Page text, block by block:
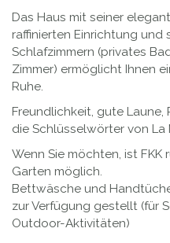
Das Haus mit seiner
raffinierten Einrichtung und
Schlafzimmern (privates
Zimmer) ermöglicht Ihnen
Ruhe.
Freundlichkeit, gute
die Schlüsselwörter von La
Wenn Sie möchten, ist FKK
Garten möglich.
Bettwäsche und
zur Verfügung gestellt (für
Outdoor-Aktivitäten)